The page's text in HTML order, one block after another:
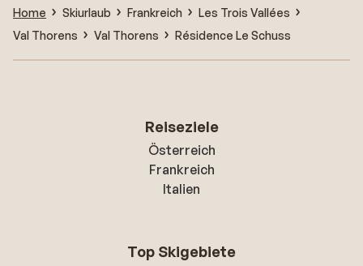
Home Skiurlaub Frankreich
Les Trois Vallées
Val Thorens
Val Thorens Résidence Le Schuss
Reiseziele
Österreich
Frankreich
Italien
Top Skigebiete